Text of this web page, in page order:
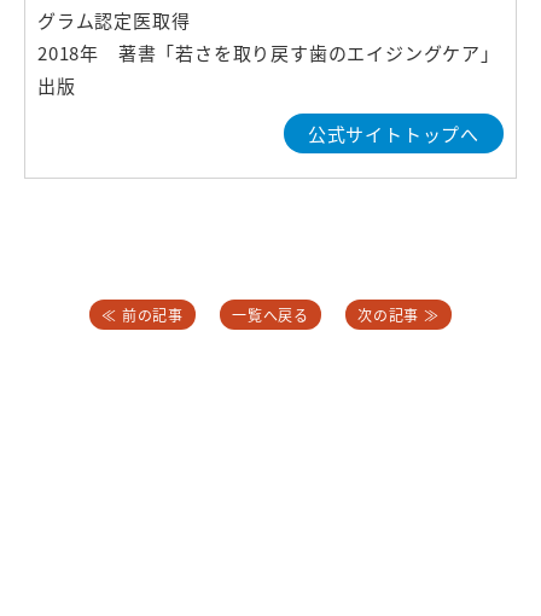
グラム認定医取得
2018年 著書「若さを取り戻す歯のエイジングケア」
出版
公式サイトトップへ
≪ 前の記事 一覧へ戻る 次の記事 ≫